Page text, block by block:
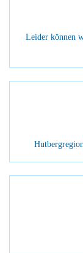
Leider können